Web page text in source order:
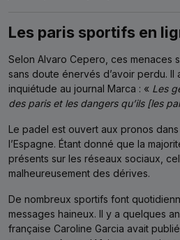
Les paris sportifs en
Selon Alvaro Cepero, ces menaces
sans doute énervés d’avoir perdu. Il
inquiétude au journal Marca : « Les
des paris et les dangers qu’ils [les
Le padel est ouvert aux pronos
l’Espagne. Étant donné que la
présents sur les réseaux sociaux,
malheureusement des dérives.
De nombreux sportifs font
messages haineux. Il y a quelques
française Caroline Garcia avait